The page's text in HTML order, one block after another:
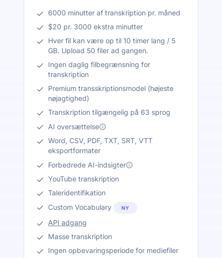
6000 minutter af transkription pr. måned
$20 pr. 3000 ekstra minutter
Hver fil kan være op til 10 timer lang / 5
GB. Upload 50 filer ad gangen.
Ingen daglig filbegrænsning for
transkription
Premium transskriptionsmodel (højeste
nøjagtighed)
Transkription tilgængelig på 63 sprog
AI oversættelse
Word, CSV, PDF, TXT, SRT, VTT
eksportformater
Forbedrede AI-indsigter
YouTube transkription
Taleridentifikation
Custom Vocabulary
NY
API adgang
Masse transkription
Ingen opbevaringsperiode for mediefiler